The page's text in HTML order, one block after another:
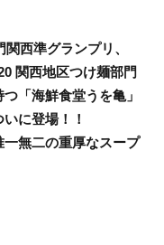
西準グランプリ、
関西地区つけ麺部門
「海鮮食堂うを亀」
に登場！！
無二の重厚なスープ